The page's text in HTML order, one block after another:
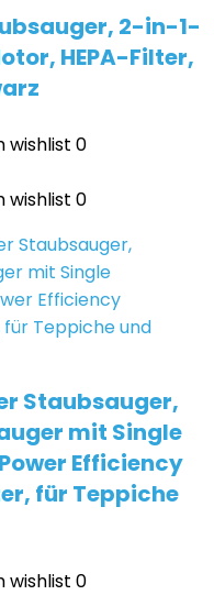
2-in-1-
HEPA-Filter,
wishlist 0
wishlist 0
Staubsauger,
mit Single
Efficiency
für Teppiche
wishlist 0